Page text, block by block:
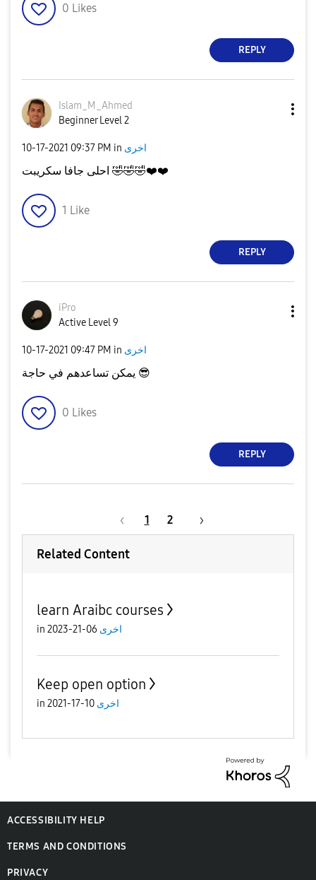
0 Likes
REPLY
Islam_M_Ahmed
Beginner Level 2
‎10-17-2021 09:37 PM in اخرى
🤣🤣🤣❤️❤️
1 Like
REPLY
iPro
Active Level 9
‎10-17-2021 09:47 PM in اخرى
😎
0 Likes
REPLY
1 2
Related Content
learn Araibc courses
in اخرى 06-21-2023
Keep open option
in اخرى 10-17-2021
ACCESSIBILITY HELP
TERMS AND CONDITIONS
PRIVACY